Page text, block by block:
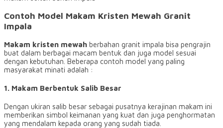
Contoh Model Makam Kristen Mewah Granit
Impala
Makam kristen mewah berbahan granit impala bisa pengrajin
buat dalam berbagai macam bentuk dan juga model sesuai
dengan kebutuhan. Beberapa contoh model yang paling
masyarakat minati adalah :
1. Makam Berbentuk Salib Besar
Dengan ukiran salib besar sebagai pusatnya kerajinan makam ini
memberikan simbol keimanan yang kuat dan juga penghormatan
yang mendalam kepada orang yang sudah tiada.